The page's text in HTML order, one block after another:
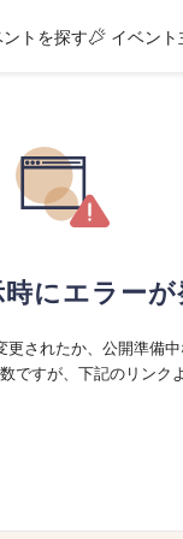
ントを探す イベント
にエラーが
されたか、公開準備
ですが、下記のリンク